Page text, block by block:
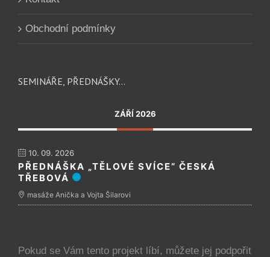
Obchodní podmínky
SEMINÁŘE, PŘEDNÁŠKY…
ZÁŘÍ 2026
10. 09. 2026
PŘEDNÁŠKA „TĚLOVÉ SVÍCE“ ČESKÁ
TŘEBOVÁ
masáže Anička a Vojta Šilarovi
Pokud se Vám tento projekt líbí, můžete jej podpořit